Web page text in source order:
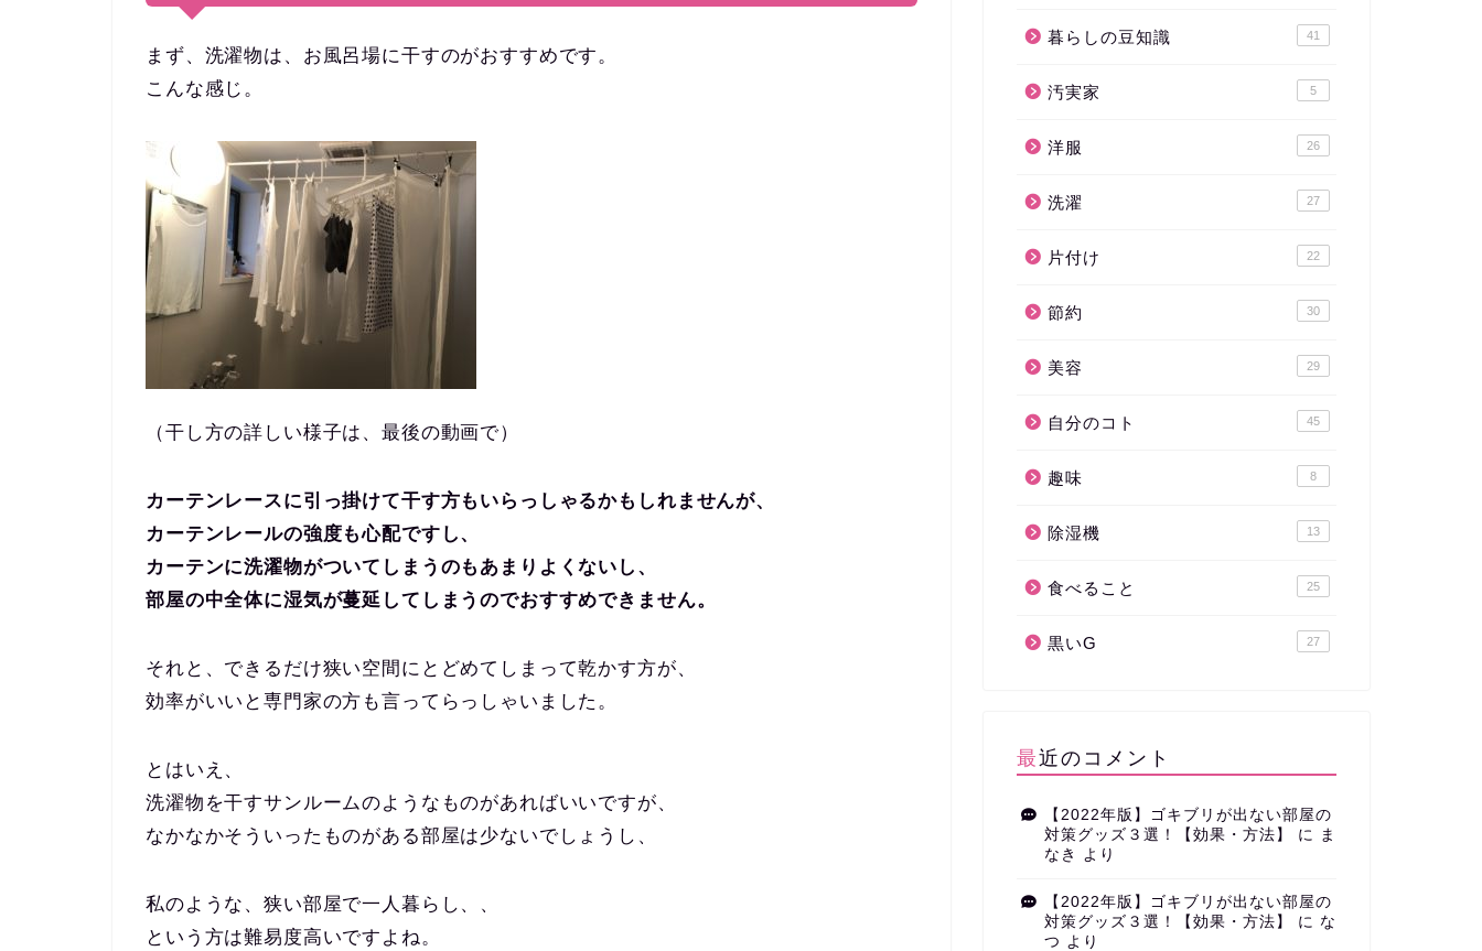
まず、洗濯物は、お風呂場に干すのがおすすめです。
こんな感じ。
（干し方の詳しい様子は、最後の動画で）
カーテンレースに引っ掛けて干す方もいらっしゃるかもしれませんが、
カーテンレールの強度も心配ですし、
カーテンに洗濯物がついてしまうのもあまりよくないし、
部屋の中全体に湿気が蔓延してしまうのでおすすめできません。
それと、できるだけ狭い空間にとどめてしまって乾かす方が、
効率がいいと専門家の方も言ってらっしゃいました。
とはいえ、
洗濯物を干すサンルームのようなものがあればいいですが、
なかなかそういったものがある部屋は少ないでしょうし、
私のような、狭い部屋で一人暮らし、、
という方は難易度高いですよね。
暮らしの豆知識 41
汚実家 5
洋服 26
洗濯 27
片付け 22
節約 30
美容 29
自分のコト 45
趣味 8
除湿機 13
食べること 25
黒いG 27
最近のコメント
【2022年版】ゴキブリが出ない部屋の
対策グッズ３選！【効果・方法】
に ま
なき
より
【2022年版】ゴキブリが出ない部屋の
対策グッズ３選！【効果・方法】
に な
つ より